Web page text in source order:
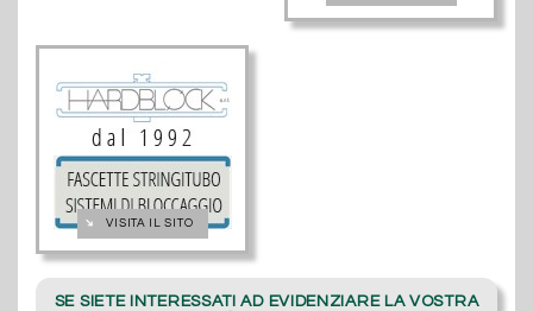
➔ VISITA IL SITO
SE SIETE INTERESSATI AD EVIDENZIARE LA VOSTRA